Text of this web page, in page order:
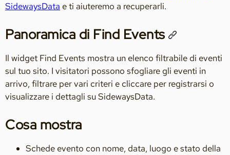
SidewaysData e ti aiuteremo a recuperarli.
Panoramica di Find Events
Il widget Find Events mostra un elenco filtrabile di eventi
sul tuo sito. I visitatori possono sfogliare gli eventi in
arrivo, filtrare per vari criteri e cliccare per registrarsi o
visualizzare i dettagli su SidewaysData.
Cosa mostra
Schede evento con nome, data, luogo e stato della